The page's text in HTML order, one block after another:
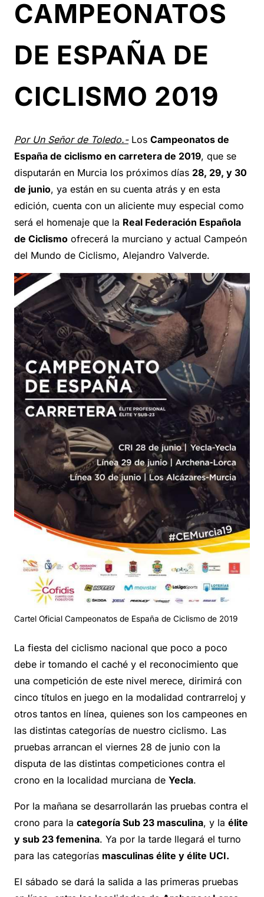
CAMPEONATOS
DE ESPAÑA DE
CICLISMO 2019
Por Un Señor de Toledo.-Los Campeonatos de
España de ciclismo en carretera de 2019, que se
disputarán en Murcia los próximos días 28, 29, y 30
de junio, ya están en su cuenta atrás y en esta
edición, cuenta con un aliciente muy especial como
será el homenaje que la Real Federación Española
de Ciclismo ofrecerá la murciano y actual Campeón
del Mundo de Ciclismo, Alejandro Valverde.
Cartel Oficial Campeonatos de España de Ciclismo de 2019
La fiesta del ciclismo nacional que poco a poco
debe ir tomando el caché y el reconocimiento que
una competición de este nivel merece, dirimirá con
cinco títulos en juego en la modalidad contrarreloj y
otros tantos en línea, quienes son los campeones en
las distintas categorías de nuestro ciclismo. Las
pruebas arrancan el viernes 28 de junio con la
disputa de las distintas competiciones contra el
crono en la localidad murciana de Yecla.
Por la mañana se desarrollarán las pruebas contra el
crono para la categoría Sub 23 masculina, y la élite
y sub 23 femenina. Ya por la tarde llegará el turno
para las categorías masculinas élite y élite UCI.
El sábado se dará la salida a las primeras pruebas